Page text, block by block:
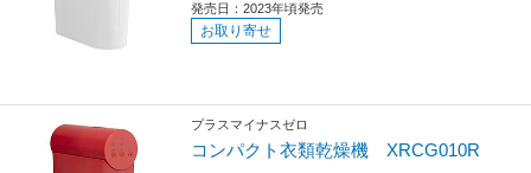
発売日：2023年頃発売
お取り寄せ
プラスマイナスゼロ
コンパクト衣類乾燥機 XRCG010R